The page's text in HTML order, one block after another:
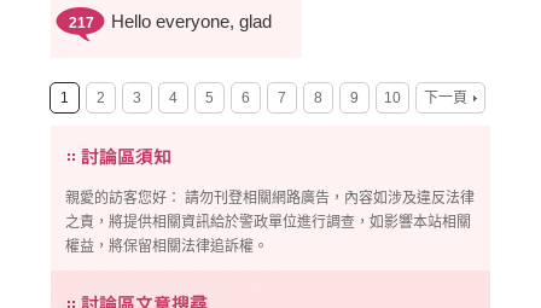
217 Hello everyone, glad
1 2 3 4 5 6 7 8 9 10 下一頁
親愛的訪客您好： 請勿刊登相關網路廣告，內容如涉及違反法律
之責，將提供相關資訊給於警政單位進行調查，如影響本站相關
權益，將保留相關法律追訴權。